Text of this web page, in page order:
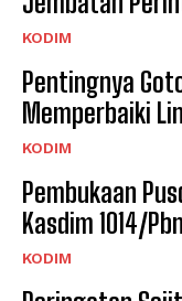
KODIM
Pentingnya
Memperbaiki
KODIM
Pembukaan
Kasdim 1014/
KODIM